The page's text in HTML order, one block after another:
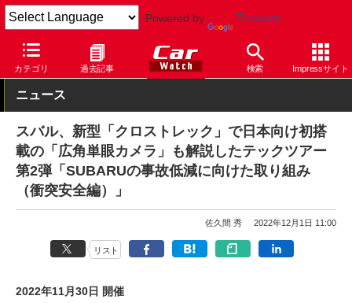
Powered by Translate
カテゴリ 過去記事 検索 Impressサイト
Car Watch 自動車 スバル クロストレック
ニュース
スバル、新型「クロストレック」で日本向け初搭
載の「広角単眼カメラ」も解説したテックツアー
第2弾「SUBARUの事故低減に向けた取り組み
（衝突安全編）」
佐久間 秀 2022年12月1日 11:00
リスト
2022年11月30日 開催